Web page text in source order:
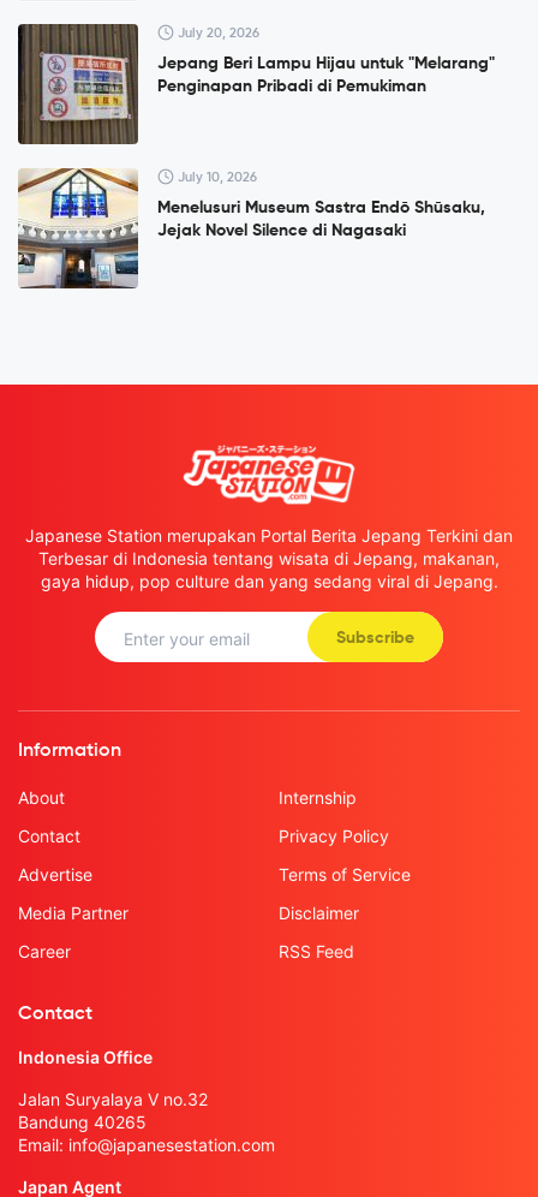
July 20, 2026
Jepang Beri Lampu Hijau untuk "Melarang"
Penginapan Pribadi di Pemukiman
July 10, 2026
Menelusuri Museum Sastra Endō Shūsaku,
Jejak Novel Silence di Nagasaki
Japanese Station merupakan Portal Berita Jepang Terkini dan
Terbesar di Indonesia tentang wisata di Jepang, makanan,
gaya hidup, pop culture dan yang sedang viral di Jepang.
Subscribe
Information
About
Contact
Advertise
Media Partner
Career
Internship
Privacy Policy
Terms of Service
Disclaimer
RSS Feed
Contact
Indonesia Office
Jalan Suryalaya V no.32
Bandung 40265
Email: info@japanesestation.com
Japan Agent